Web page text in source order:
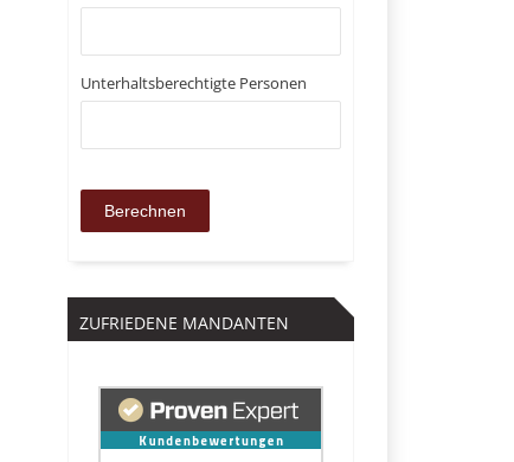
Unterhaltsberechtigte Personen
ZUFRIEDENE MANDANTEN